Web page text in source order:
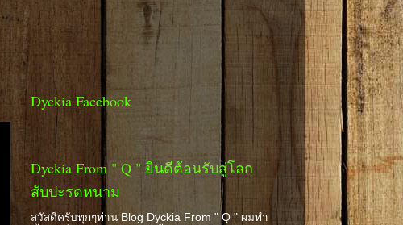
Dyckia Facebook
Dyckia From " Q " ยินดีต้อนรับสู่โลก
สับปะรดหนาม
สวัสดีครับทุกๆท่าน Blog Dyckia From " Q " ผมทำ